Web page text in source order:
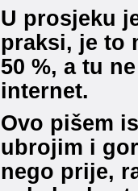
U prosjeku
praksi, je to
50 %, a tu
internet.
Ovo pišem
ubrojim i
nego prije,